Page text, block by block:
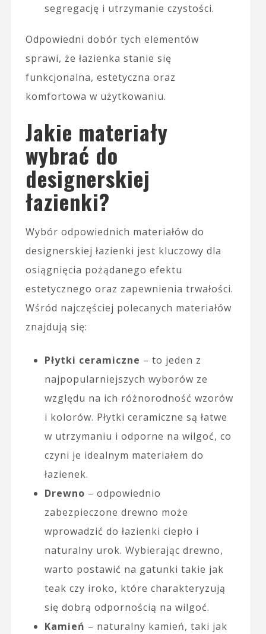
segregację i utrzymanie czystości.
Odpowiedni dobór tych elementów
sprawi, że łazienka stanie się
funkcjonalna, estetyczna oraz
komfortowa w użytkowaniu.
Jakie materiały
wybrać do
designerskiej
łazienki?
Wybór odpowiednich materiałów do
designerskiej łazienki jest kluczowy dla
osiągnięcia pożądanego efektu
estetycznego oraz zapewnienia trwałości.
Wśród najczęściej polecanych materiałów
znajdują się:
Płytki ceramiczne – to jeden z
najpopularniejszych wyborów ze
względu na ich różnorodność wzorów
i kolorów. Płytki ceramiczne są łatwe
w utrzymaniu i odporne na wilgoć, co
czyni je idealnym materiałem do
łazienek.
Drewno – odpowiednio
zabezpieczone drewno może
wprowadzić do łazienki ciepło i
naturalny urok. Wybierając drewno,
warto postawić na gatunki takie jak
teak czy iroko, które charakteryzują
się dobrą odpornością na wilgoć.
Kamień – naturalny kamień, taki jak